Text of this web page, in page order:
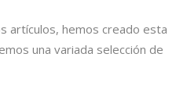
artículos, hemos creado esta
una variada selección de